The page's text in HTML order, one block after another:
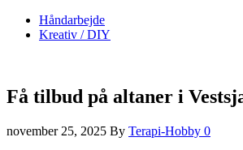
Håndarbejde
Kreativ / DIY
Få tilbud på altaner i
november 25, 2025 By Terapi-Hobby 0